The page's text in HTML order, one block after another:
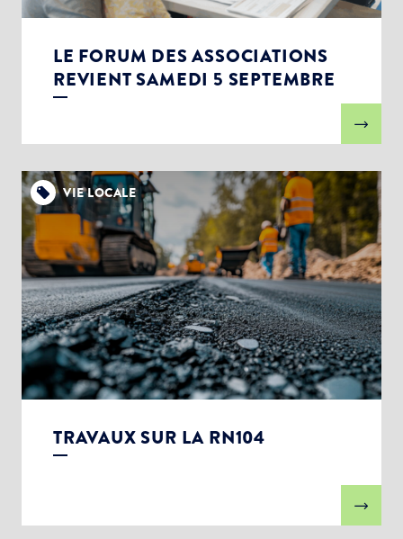
LE FORUM DES ASSOCIATIONS
REVIENT SAMEDI 5 SEPTEMBRE
VIE LOCALE
TRAVAUX SUR LA RN104